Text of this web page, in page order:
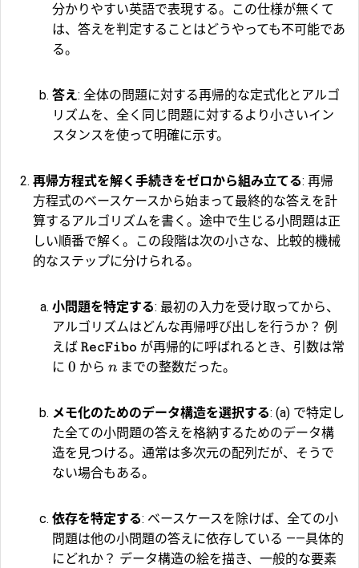
分かりやすい英語で表現する。この仕様が無くて
は、答えを判定することはどうやっても不可能であ
る。
答え: 全体の問題に対する再帰的な定式化とアルゴ
リズムを、全く同じ問題に対するより小さいイン
スタンスを使って明確に示す。
再帰方程式を解く手続きをゼロから組み立てる: 再帰
方程式のベースケースから始まって最終的な答えを計
算するアルゴリズムを書く。途中で生じる小問題は正
しい順番で解く。この段階は次の小さな、比較的機械
的なステップに分けられる。
小問題を特定する: 最初の入力を受け取ってから、
アルゴリズムはどんな再帰呼び出しを行うか？ 例
えば RecFibo が再帰的に呼ばれるとき、引数は常
に 0 から n までの整数だった。
メモ化のためのデータ構造を選択する: (a) で特定し
た全ての小問題の答えを格納するためのデータ構
造を見つける。通常は多次元の配列だが、そうで
ない場合もある。
依存を特定する: ベースケースを除けば、全ての小
問題は他の小問題の答えに依存している ――具体的
にどれか？ データ構造の絵を描き、一般的な要素